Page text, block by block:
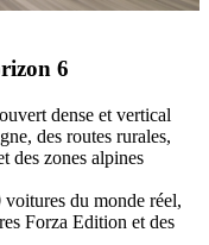
6
dense et vertical
des routes rurales,
des zones alpines
du monde réel,
Forza Edition et des